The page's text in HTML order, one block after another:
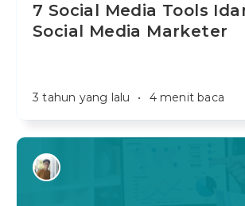
7 Social Media Tools
Social Media Marketer
3 tahun yang lalu • 4 menit baca